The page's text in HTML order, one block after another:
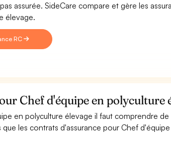
assurée. SideCare compare et gère les
élevage.
RC
Chef d'équipe en polyculture
en polyculture élevage il faut comprendre de
les contrats d'assurance pour Chef